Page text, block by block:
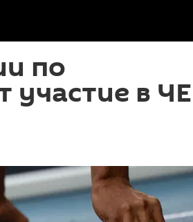
по
участие в ЧЕ